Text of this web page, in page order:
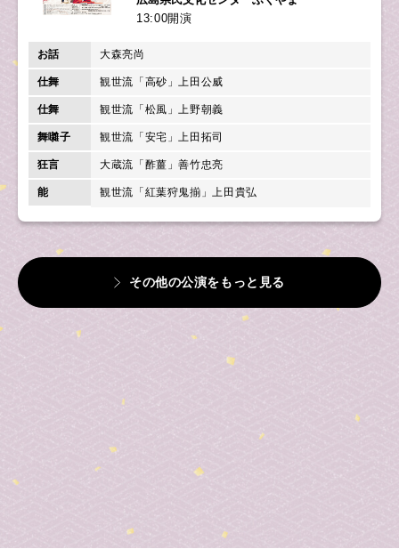
13:00開演
お話 大森亮尚
仕舞 観世流「高砂」上田公威
仕舞 観世流「松風」上野朝義
舞囃子 観世流「安宅」上田拓司
狂言 大蔵流「酢薑」善竹忠亮
能 観世流「紅葉狩鬼揃」上田貴弘
その他の公演をもっと見る